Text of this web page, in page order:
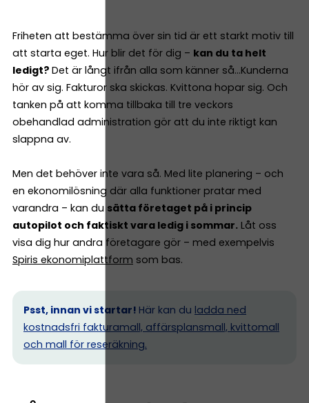
Friheten att bestämma över sin tid är ett starkt motiv till
att starta eget. Hur blir det för dig – kan du ta helt
ledigt? Det är långt ifrån alla som känner så…Kunderna
hör av sig. Fakturor ska skickas. Kvittona hopar sig. Och
tanken på att komma tillbaka till tre veckors
obehandlad administration gör att du inte riktigt kan
slappna av.
Men det behöver inte vara så. Med lite planering – och
en ekonomilösning där alla funktioner pratar med
varandra – kan du sätta företaget på i princip
autopilot och faktiskt vara ledig i sommar. Låt oss
visa dig hur andra företagare gör – med exempelvis
Spiris ekonomiplattform som bas.
Psst, innan vi startar! Här kan du ladda ned
kostnadsfri fakturamall, affärsplansmall, kvittomall
och mall för reseräkning.